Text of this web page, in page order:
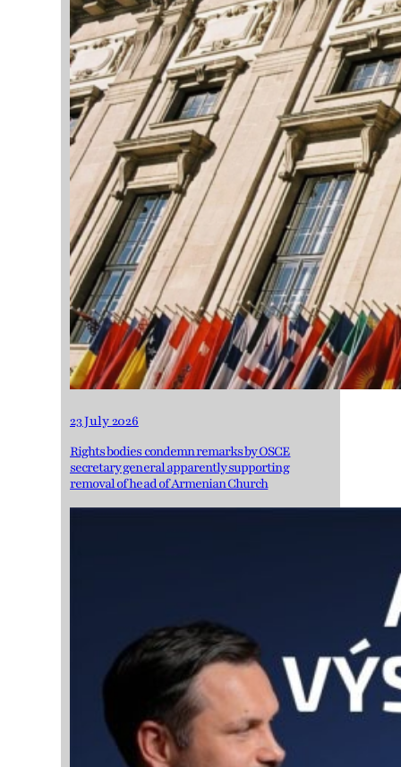
23 July 2026
Rights bodies condemn remarks by OSCE
secretary general apparently supporting
removal of head of Armenian Church